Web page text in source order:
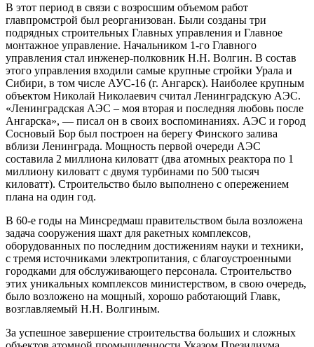
В этот период в связи с возросшим объемом работ
главпромстрой был реорганизован. Были созданы три
подрядных строительных Главных управления и Главное
монтажное управление. Начальником 1-го Главного
управления стал инженер-полковник Н.Н. Волгин. В состав
этого управления входили самые крупные стройки Урала и
Сибири, в том числе АУС-16 (г. Ангарск). Наиболее крупным
объектом Николай Николаевич считал Ленинградскую АЭС.
«Ленинградская АЭС – моя вторая и последняя любовь после
Ангарска», — писал он в своих воспоминаниях. АЭС и город
Сосновый Бор был построен на берегу Финского залива
вблизи Ленинграда. Мощность первой очереди АЭС
составила 2 миллиона киловатт (два атомных реактора по 1
миллиону киловатт с двумя турбинами по 500 тысяч
киловатт). Строительство было выполнено с опережением
плана на один год.
В 60-е годы на Минсредмаш правительством была возложена
задача сооружения шахт для ракетных комплексов,
оборудованных по последним достижениям науки и техники,
с тремя источниками электропитания, с благоустроенными
городками для обслуживающего персонала. Строительство
этих уникальных комплексов министерством, в свою очередь,
было возложено на мощный, хорошо работающий Главк,
возглавляемый Н.Н. Волгиным.
За успешное завершение строительства больших и сложных